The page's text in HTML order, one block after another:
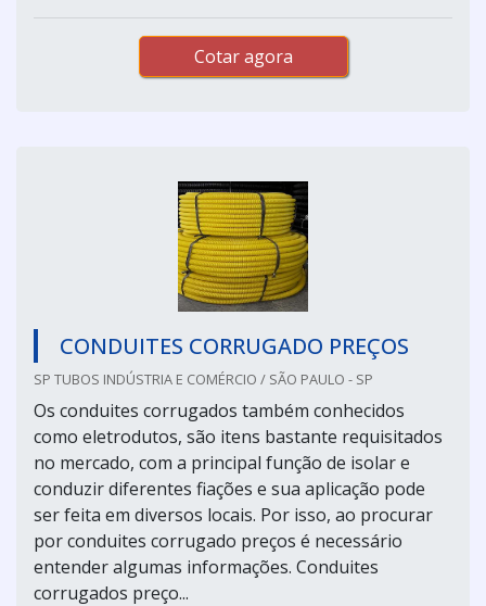
Cotar agora
CONDUITES CORRUGADO PREÇOS
SP TUBOS INDÚSTRIA E COMÉRCIO / SÃO PAULO - SP
Os conduites corrugados também conhecidos
como eletrodutos, são itens bastante requisitados
no mercado, com a principal função de isolar e
conduzir diferentes fiações e sua aplicação pode
ser feita em diversos locais. Por isso, ao procurar
por conduites corrugado preços é necessário
entender algumas informações. Conduites
corrugados preço...